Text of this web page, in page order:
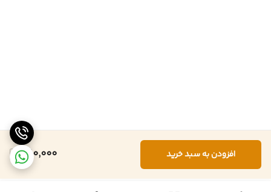
560,000 افزودن به سبد خرید